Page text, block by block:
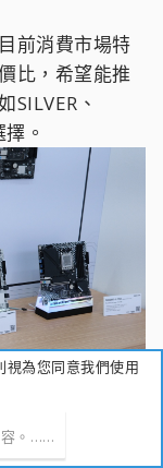
前消費市場特
比，希望能推
SILVER、
。
系列展出多
為您同意我們使用
容。……